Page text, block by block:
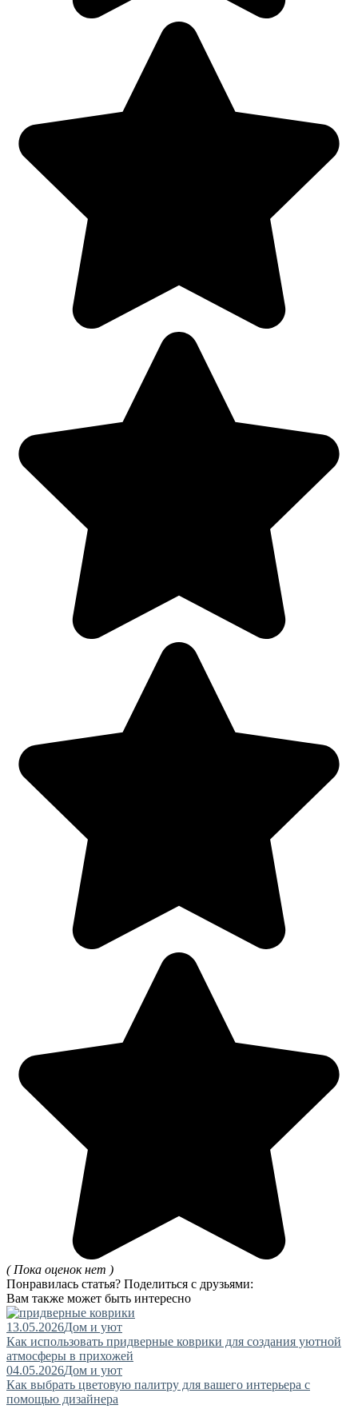
( Пока оценок нет )
Понравилась статья? Поделиться с друзьями:
Вам также может быть интересно
13.05.2026Дом и уют
Как использовать придверные коврики для создания уютной
атмосферы в прихожей
04.05.2026Дом и уют
Как выбрать цветовую палитру для вашего интерьера с
помощью дизайнера